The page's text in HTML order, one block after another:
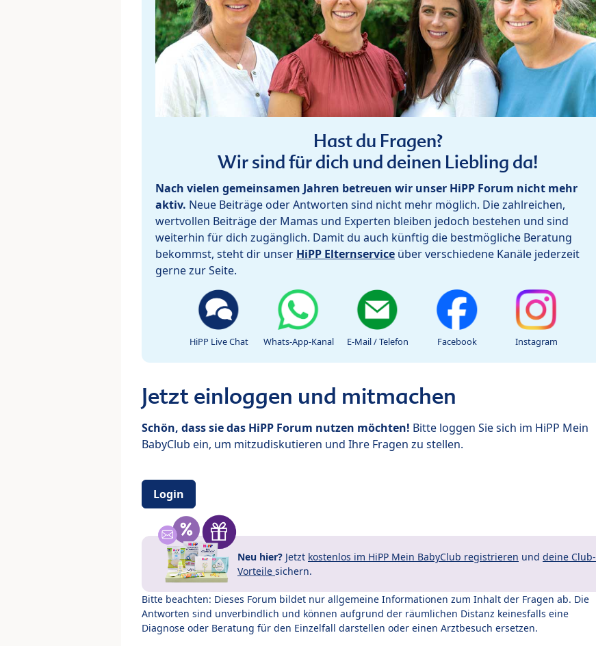
Hast du Fragen?
Wir sind für dich und deinen Liebling da!
Nach vielen gemeinsamen Jahren betreuen wir unser HiPP Forum nicht mehr
aktiv. Neue Beiträge oder Antworten sind nicht mehr möglich. Die zahlreichen,
wertvollen Beiträge der Mamas und Experten bleiben jedoch bestehen und sind
weiterhin für dich zugänglich. Damit du auch künftig die bestmögliche Beratung
bekommst, steht dir unser HiPP Elternservice über verschiedene Kanäle jederzeit
gerne zur Seite.
HiPP Live Chat Whats-App-Kanal E-Mail / Telefon Facebook Instagram
Jetzt einloggen und mitmachen
Schön, dass sie das HiPP Forum nutzen möchten! Bitte loggen Sie sich im HiPP Mein
BabyClub ein, um mitzudiskutieren und Ihre Fragen zu stellen.
Login
Neu hier? Jetzt kostenlos im HiPP Mein BabyClub registrieren und deine Club-
Vorteile sichern.
Bitte beachten: Dieses Forum bildet nur allgemeine Informationen zum Inhalt der Fragen ab. Die
Antworten sind unverbindlich und können aufgrund der räumlichen Distanz keinesfalls eine
Diagnose oder Beratung für den Einzelfall darstellen oder einen Arztbesuch ersetzen.